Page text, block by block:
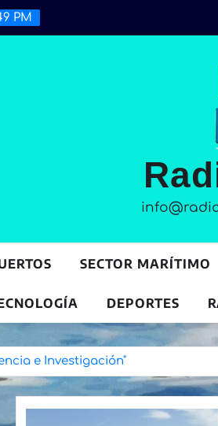
PM
SECTOR MARÍTIMO
DEPORTES
e Investigación"